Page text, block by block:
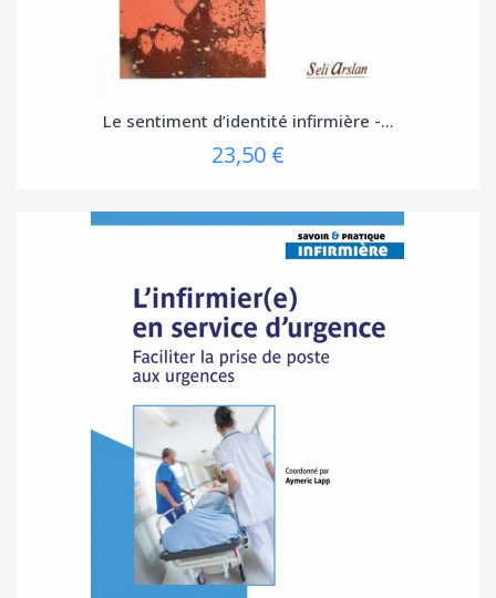
Le sentiment d’identité infirmière -...
23,50 €